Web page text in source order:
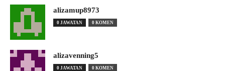
alizamup8973
0 JAWATAN 0 KOMEN
alizavenning5
0 JAWATAN 0 KOMEN